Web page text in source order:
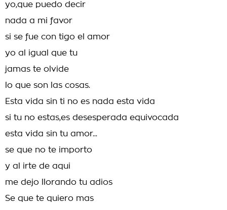
yo,que puedo decir
nada a mi favor
si se fue con tigo el amor
yo al igual que tu
jamas te olvide
lo que son las cosas.
Esta vida sin ti no es nada esta vida
si tu no estas,es desesperada equivocada
esta vida sin tu amor...
se que no te importo
y al irte de aqui
me dejo llorando tu adios
Se que te quiero mas